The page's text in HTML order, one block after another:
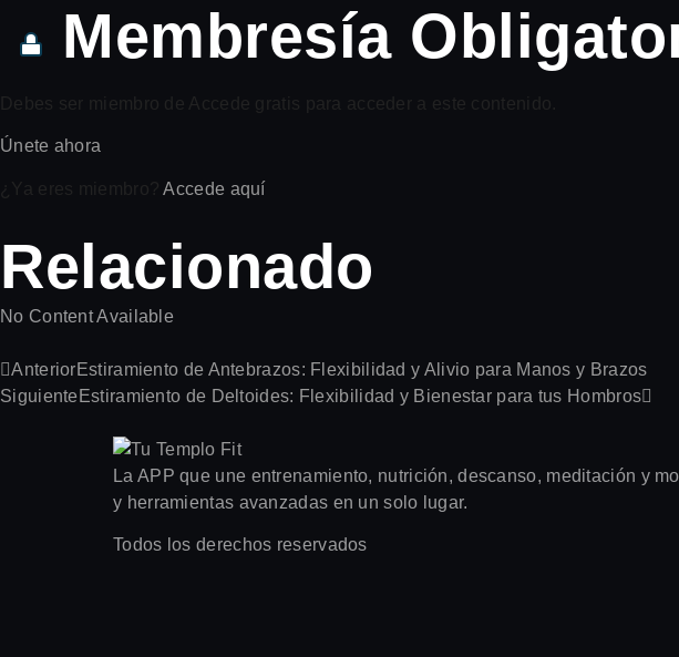
Membresía
Debes ser miembro de Accede gratis para acceder a este contenido.
Únete ahora
¿Ya eres miembro?Accede aquí
Relacionado
No Content Available
AnteriorEstiramiento de Antebrazos: Flexibilidad y Alivio para Manos y Brazos
SiguienteEstiramiento de Deltoides: Flexibilidad y Bienestar para tus Hombros
La APP que une entrenamiento, nutrición, descanso, meditación y
y herramientas avanzadas en un solo lugar.
Todos los derechos reservados